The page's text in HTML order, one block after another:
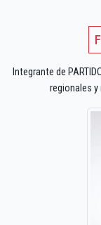
Integrante de
regionales y